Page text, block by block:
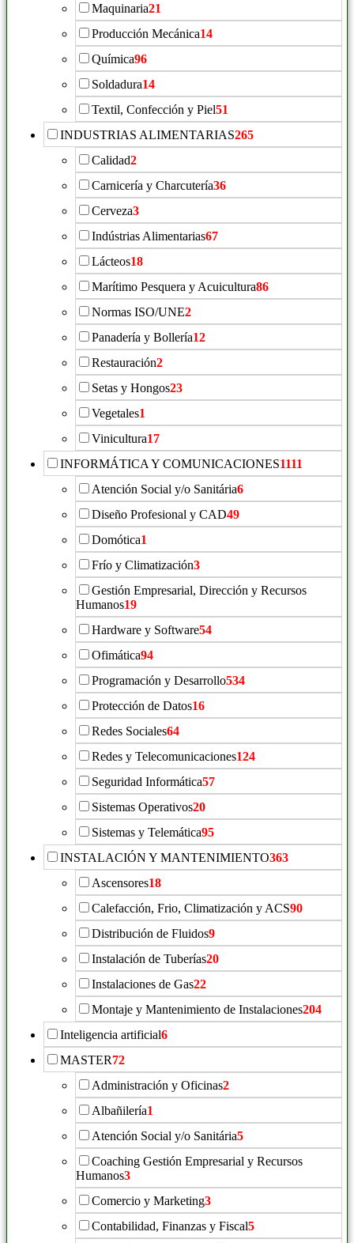
Maquinaria21
Producción Mecánica14
Química96
Soldadura14
Textil, Confección y Piel51
INDUSTRIAS ALIMENTARIAS265
Calidad2
Carnicería y Charcutería36
Cerveza3
Indústrias Alimentarias67
Lácteos18
Marítimo Pesquera y Acuicultura86
Normas ISO/UNE2
Panadería y Bollería12
Restauración2
Setas y Hongos23
Vegetales1
Vinicultura17
INFORMÁTICA Y COMUNICACIONES1111
Atención Social y/o Sanitária6
Diseño Profesional y CAD49
Domótica1
Frío y Climatización3
Gestión Empresarial, Dirección y Recursos
Humanos19
Hardware y Software54
Ofimática94
Programación y Desarrollo534
Protección de Datos16
Redes Sociales64
Redes y Telecomunicaciones124
Seguridad Informática57
Sistemas Operativos20
Sistemas y Telemática95
INSTALACIÓN Y MANTENIMIENTO363
Ascensores18
Calefacción, Frio, Climatización y ACS90
Distribución de Fluidos9
Instalación de Tuberías20
Instalaciones de Gas22
Montaje y Mantenimiento de Instalaciones204
Inteligencia artificial6
MASTER72
Administración y Oficinas2
Albañilería1
Atención Social y/o Sanitária5
Coaching Gestión Empresarial y Recursos
Humanos3
Comercio y Marketing3
Contabilidad, Finanzas y Fiscal5